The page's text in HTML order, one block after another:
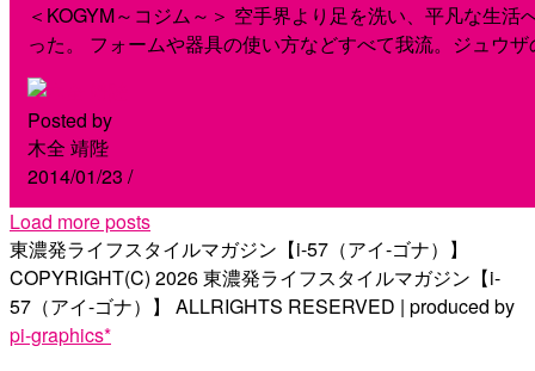
＜KOGYM～コジム～＞ 空手界より足を洗い、平凡な生
った。 フォームや器具の使い方などすべて我流。ジュウ
Posted by
木全 靖陛
2014/01/23 /
Load more posts
東濃発ライフスタイルマガジン【i-57（アイ-ゴナ）】
COPYRIGHT(C) 2026東濃発ライフスタイルマガジン【i-
57（アイ-ゴナ）】
ALLRIGHTS RESERVED | produced by
pi-graphics*